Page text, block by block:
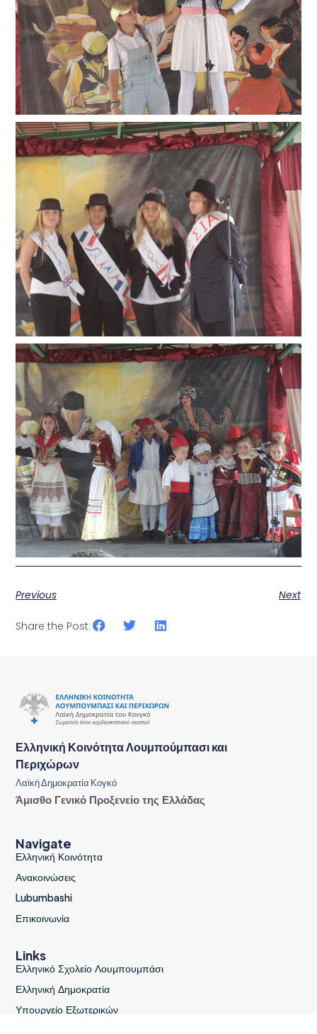
Previous Next
Share the Post:
Ελληνική Κοινότητα Λουμπούμπασι και
Περιχώρων
Λαϊκή Δημοκρατία Κογκό
Άμισθο Γενικό Προξενείο της Ελλάδας
Links
Ελληνικό Σχολείο Λουμπουμπάσι
Ελληνική Δημοκρατία
Υπουργείο Εξωτερικών
Navigate
Ελληνική Κοινότητα
Ανακοινώσεις
Lubumbashi
Επικοινωνία